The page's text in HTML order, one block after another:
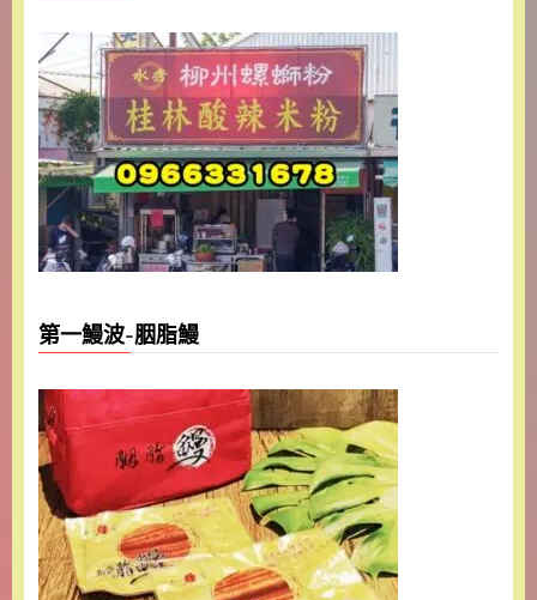
第一鰻波-胭脂鰻